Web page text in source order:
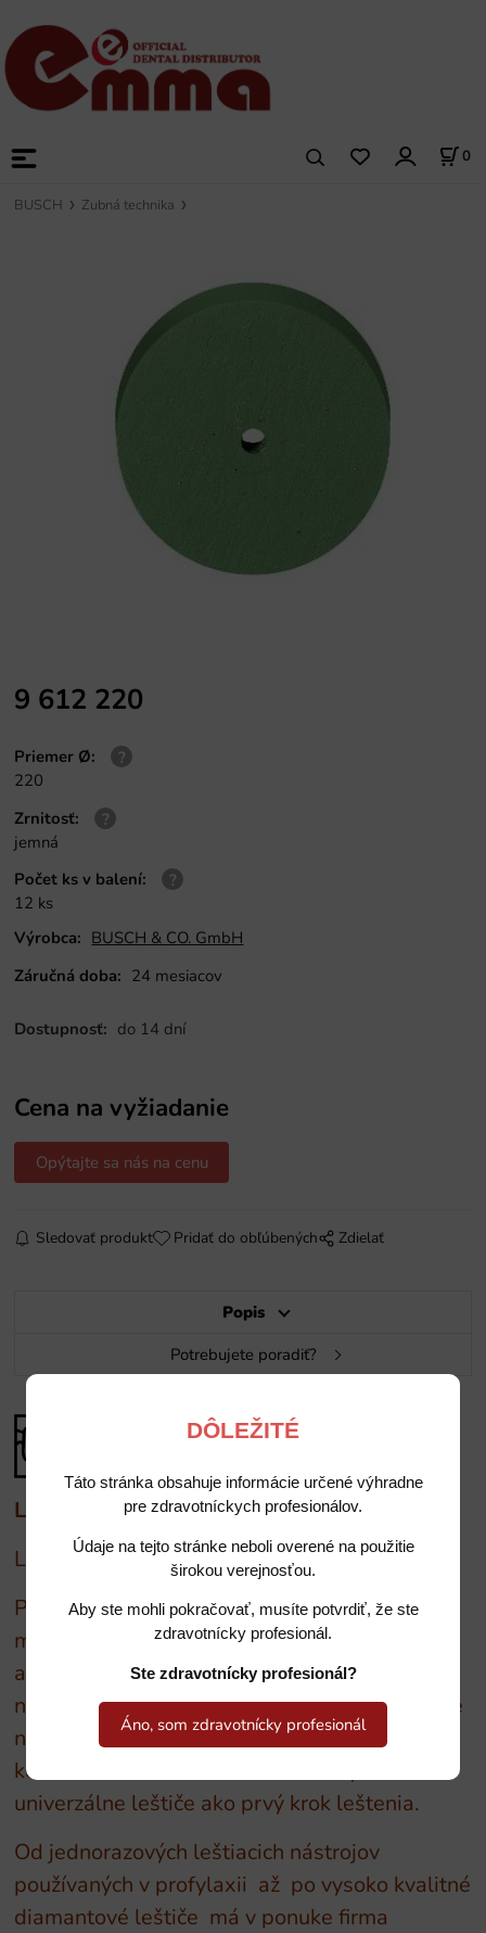
DÔLEŽITÉ
Táto stránka obsahuje informácie určené výhradne
pre zdravotníckych profesionálov.
Údaje na tejto stránke neboli overené na použitie
širokou verejnosťou.
Aby ste mohli pokračovať, musíte potvrdiť, že ste
zdravotnícky profesionál.
Ste zdravotnícky profesionál?
Áno, som zdravotnícky profesionál
0
BUSCH Zubná technika
9 612 220
Priemer Ø:
220
Zrnitosť:
jemná
Počet ks v balení:
12 ks
Výrobca: BUSCH & CO. GmbH
Záručná doba: 24 mesiacov
Dostupnosť: do 14 dní
Cena na vyžiadanie
Opýtajte sa nás na cenu
Sledovať produkt Pridať do obľúbených Zdielať
Popis
Potrebujete poradiť?
Leštiace nástroje BUSCH
Leštiče na kov
Pre optimálny dvojstupňový lesk náročnejších
materiálov ako sú zliatiny drahých kovov a
amalgám Vám BUSCH leštiaca séria ponúka
na výber viaceré možnosti. Naše hnedé leštiče
na prvotné leštenie a zelené na dosiahnutie
konečného lesku. Taktiež môžete využiť naše
univerzálne leštiče ako prvý krok leštenia.
Od jednorazových leštiacich nástrojov
používaných v profylaxii až po vysoko kvalitné
diamantové leštiče má v ponuke firma